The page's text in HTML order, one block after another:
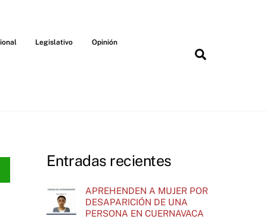
Legislativo Opinión
Entradas recientes
APREHENDEN A MUJER POR
DESAPARICIÓN DE UNA
PERSONA EN CUERNAVACA